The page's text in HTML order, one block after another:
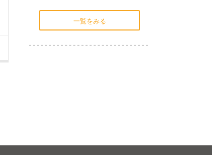
一覧をみる